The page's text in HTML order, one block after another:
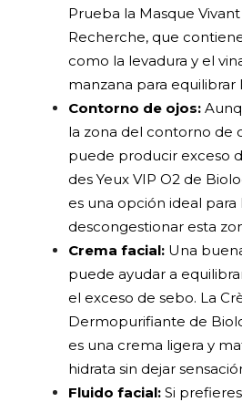
Prueba la Masque
Recherche, que
como la levadura y el
manzana para equilibrar
Contorno de ojos:
la zona del contorno de
puede producir exceso
des Yeux VIP O2 de
es una opción ideal para
descongestionar esta
Crema facial: Una
puede ayudar a
el exceso de sebo. La
Dermopurifiante de
es una crema ligera y
hidrata sin dejar
Fluido facial: Si